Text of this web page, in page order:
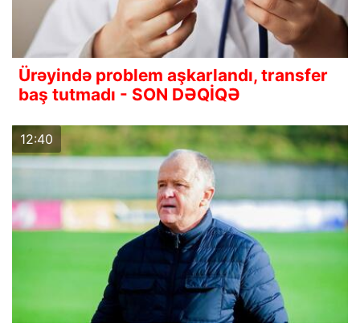
Ürəyində problem aşkarlandı, transfer
baş tutmadı - SON DƏQİQƏ
12:40